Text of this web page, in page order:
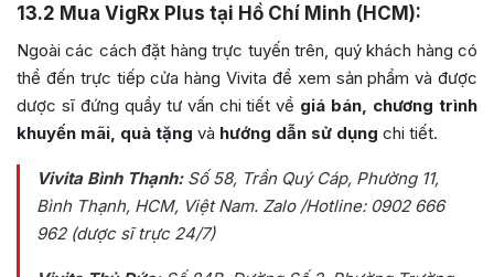
13.2 Mua VigRx Plus tại Hồ Chí Minh (HCM):
Ngoài các cách đặt hàng trực tuyến trên, quý khách hàng có
thể đến trực tiếp cửa hàng Vivita để xem sản phẩm và được
dược sĩ đứng quầy tư vấn chi tiết về giá bán, chương trình
khuyến mãi, quà tặng và hướng dẫn sử dụng chi tiết.
Vivita Bình Thạnh:Số 58, Trần Quý Cáp, Phường 11,
Bình Thạnh, HCM, Việt Nam. Zalo /Hotline: 0902 666
962 (dược sĩ trực 24/7)